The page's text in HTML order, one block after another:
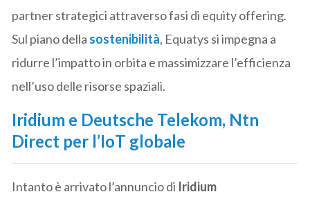
partner strategici attraverso fasi di equity offering.
Sul piano della sostenibilità, Equatys si impegna a
ridurre l’impatto in orbita e massimizzare l’efficienza
nell’uso delle risorse spaziali.
Iridium e Deutsche Telekom, Ntn
Direct per l’IoT globale
Intanto è arrivato l’annuncio di Iridium